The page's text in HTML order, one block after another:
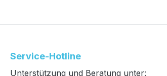
Service-Hotline
Unterstützung und Beratung unter: